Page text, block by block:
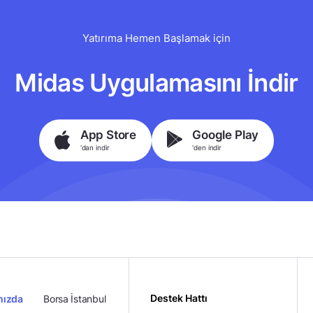
Yatırıma Hemen Başlamak için
Midas Uygulamasını İndir
App Store
'dan indir
Google Play
'den indir
Borsa İstanbul Destek Hattı